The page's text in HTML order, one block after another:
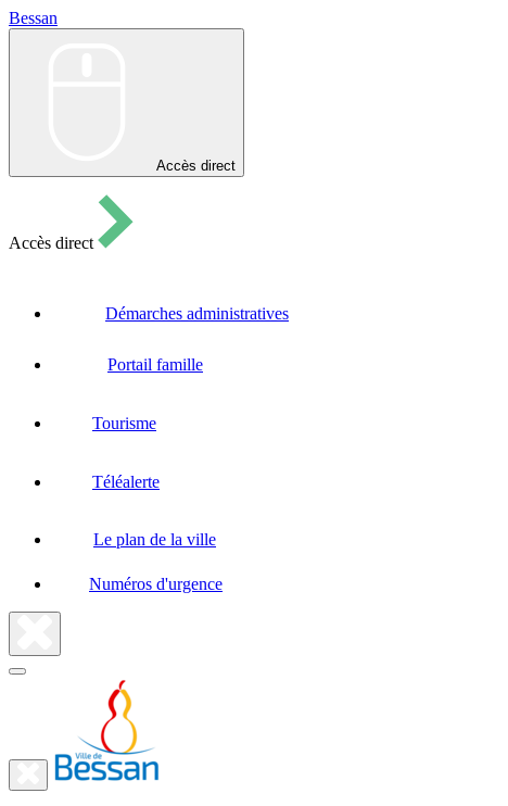
Bessan
Accès direct
Accès direct
Démarches administratives
Portail famille
Tourisme
Téléalerte
Le plan de la ville
Numéros d'urgence
Fermer
Fermer